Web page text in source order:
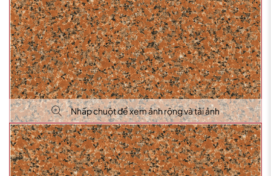
Nhấp chuột để xem ảnh rộng và tải ảnh